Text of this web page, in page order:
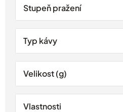
Stupeň pražení
Typ kávy
Velikost (g)
Vlastnosti